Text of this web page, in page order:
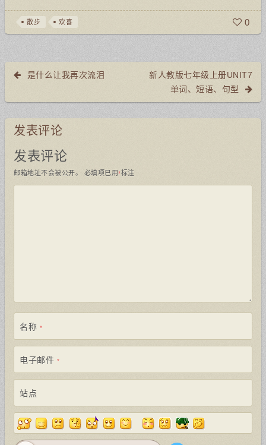
散步 欢喜 0
是什么让我再次流泪
新人教版七年级上册UNIT7
单词、短语、句型
发表评论
发表评论
邮箱地址不会被公开。 必填项已用*标注
名称 *
电子邮件 *
站点